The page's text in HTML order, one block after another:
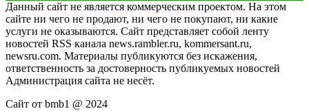
Данный сайт не является коммерческим проектом. На этом
сайте ни чего не продают, ни чего не покупают, ни какие
услуги не оказываются. Сайт представляет собой ленту
новостей RSS канала news.rambler.ru, kommersant.ru,
newsru.com. Материалы публикуются без искажения,
ответственность за достоверность публикуемых новостей
Администрация сайта не несёт.
Сайт от bmb1 @ 2024